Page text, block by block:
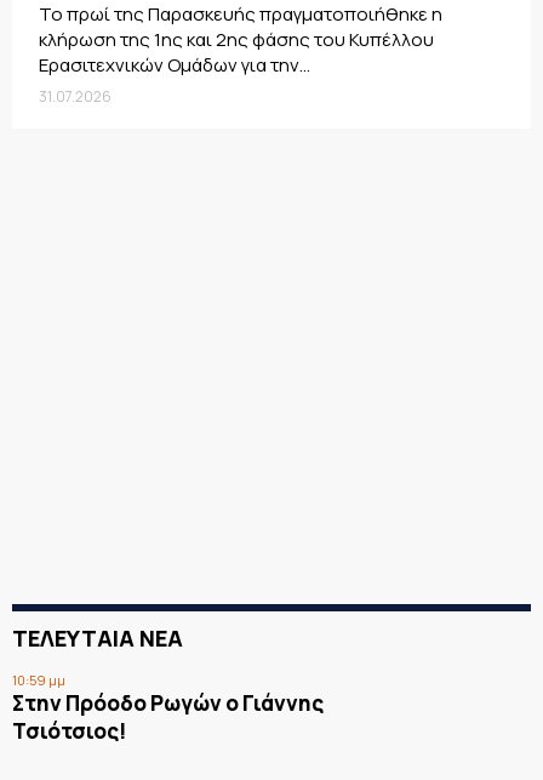
Το πρωί της Παρασκευής πραγματοποιήθηκε η
κλήρωση της 1ης και 2ης φάσης του Κυπέλλου
Ερασιτεχνικών Ομάδων για την...
31.07.2026
ΤΕΛΕΥΤΑΙΑ ΝΕΑ
10:59 μμ
Στην Πρόοδο Ρωγών ο Γιάννης
Τσιότσιος!